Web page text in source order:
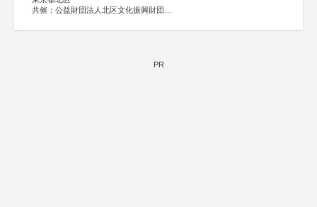
共催：公益財団法人北区文化振興財団
協賛：株式会社実業之日本社
PR